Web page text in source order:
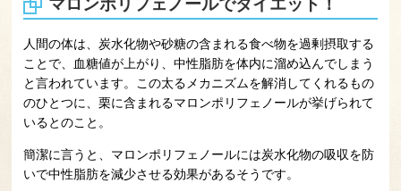
マロンポリフェノールでダイエット！
人間の体は、炭水化物や砂糖の含まれる食べ物を過剰摂取する
ことで、血糖値が上がり、中性脂肪を体内に溜め込んでしまう
と言われています。この太るメカニズムを解消してくれるもの
のひとつに、栗に含まれるマロンポリフェノールが挙げられて
いるとのこと。
簡潔に言うと、マロンポリフェノールには炭水化物の吸収を防
いで中性脂肪を減少させる効果があるそうです。